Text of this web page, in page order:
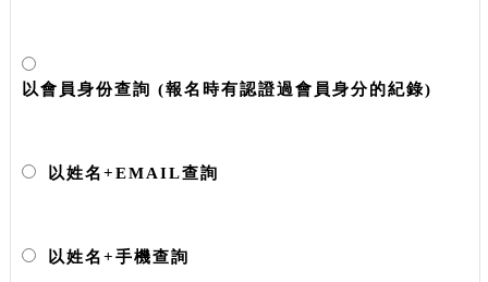
以會員身份查詢 (報名時有認證過會員身分的紀錄)
以姓名+EMAIL查詢
以姓名+手機查詢